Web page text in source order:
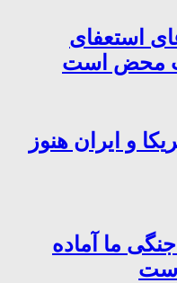
استعفای
محض است
و ایران هنوز
ما آماده